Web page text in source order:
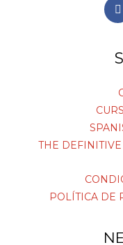
e
b
THE
POLÍTICA DE